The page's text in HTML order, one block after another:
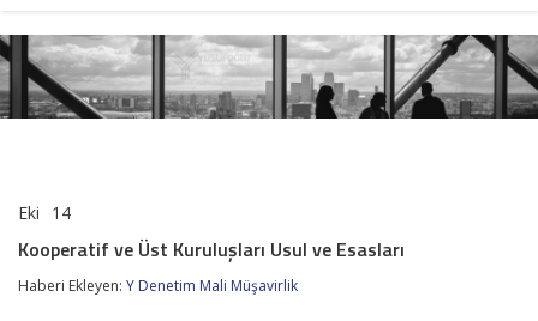
Eki 14
Üst
Usul
Kooperatif ve Üst Kuruluşları Usul ve Esasları
Haberi Ekleyen: Y Denetim Mali Müşavirlik